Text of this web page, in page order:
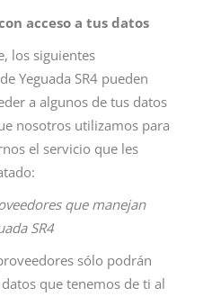
acceso a tus datos
los siguientes
Yeguada SR4 pueden
a algunos de tus datos
nosotros utilizamos para
el servicio que les
que manejan
SR4
sólo podrán
que tenemos de ti al